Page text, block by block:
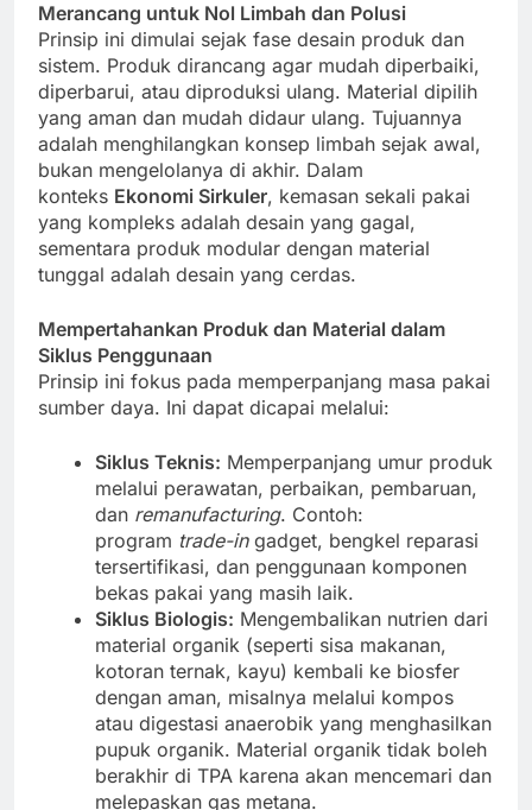
Merancang untuk Nol Limbah dan Polusi
Prinsip ini dimulai sejak fase desain produk dan
sistem. Produk dirancang agar mudah diperbaiki,
diperbarui, atau diproduksi ulang. Material dipilih
yang aman dan mudah didaur ulang. Tujuannya
adalah menghilangkan konsep limbah sejak awal,
bukan mengelolanya di akhir. Dalam
konteks Ekonomi Sirkuler, kemasan sekali pakai
yang kompleks adalah desain yang gagal,
sementara produk modular dengan material
tunggal adalah desain yang cerdas.
Mempertahankan Produk dan Material dalam
Siklus Penggunaan
Prinsip ini fokus pada memperpanjang masa pakai
sumber daya. Ini dapat dicapai melalui:
Siklus Teknis: Memperpanjang umur produk
melalui perawatan, perbaikan, pembaruan,
dan remanufacturing. Contoh:
program trade-ingadget, bengkel reparasi
tersertifikasi, dan penggunaan komponen
bekas pakai yang masih laik.
Siklus Biologis: Mengembalikan nutrien dari
material organik (seperti sisa makanan,
kotoran ternak, kayu) kembali ke biosfer
dengan aman, misalnya melalui kompos
atau digestasi anaerobik yang menghasilkan
pupuk organik. Material organik tidak boleh
berakhir di TPA karena akan mencemari dan
melepaskan gas metana.